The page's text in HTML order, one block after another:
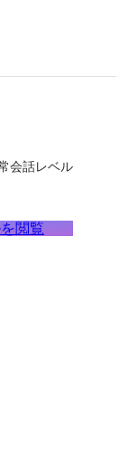
会話レベル
閲覧